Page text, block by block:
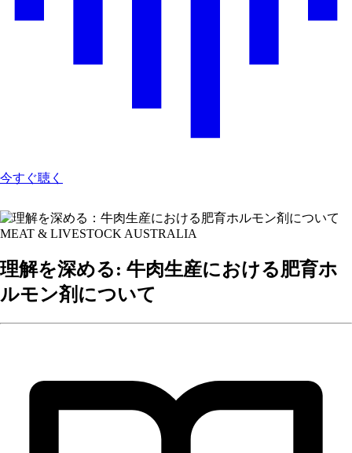
今すぐ聴く
MEAT & LIVESTOCK AUSTRALIA
理解を深める: 牛肉生産における肥育ホ
ルモン剤について